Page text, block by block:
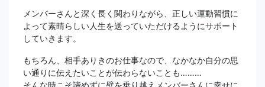
メンバーさんと深く長く関わりながら、正しい運動習慣に
よって素晴らしい人生を送っていただけるようにサポート
していきます。
もちろん、相手ありきのお仕事なので、なかなか自分の思
い通りに伝えたいことが伝わらないことも………
そんな時こそ諦めずに壁を乗り越えメンバーさんに幸せに